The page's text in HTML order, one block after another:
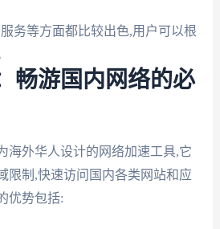
务等方面都比较出色,用户可以根
畅游国内网络的必
海外华人设计的网络加速工具,它
限制,快速访问国内各类网站和应
优势包括: